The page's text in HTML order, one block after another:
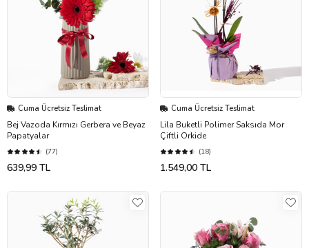
Cuma Ücretsiz Teslimat
Bej Vazoda Kırmızı Gerbera ve Beyaz
Papatyalar
(77)
639,99 TL
Cuma Ücretsiz Teslimat
Lila Buketli Polimer Saksıda Mor
Çiftli Orkide
(18)
1.549,00 TL